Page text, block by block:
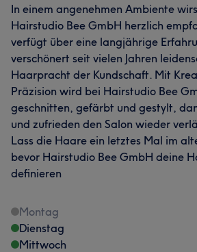
In einem angenehmen Ambiente
Hairstudio Bee GmbH herzlich
verfügt über eine langjährige
verschönert seit vielen Jahren
Haarpracht der Kundschaft. Mit
Präzision wird bei Hairstudio Bee
geschnitten, gefärbt und gestylt,
und zufrieden den Salon wieder
Lass die Haare ein letztes Mal im
bevor Hairstudio Bee GmbH deine
definieren
Montag
Dienstag
Mittwoch